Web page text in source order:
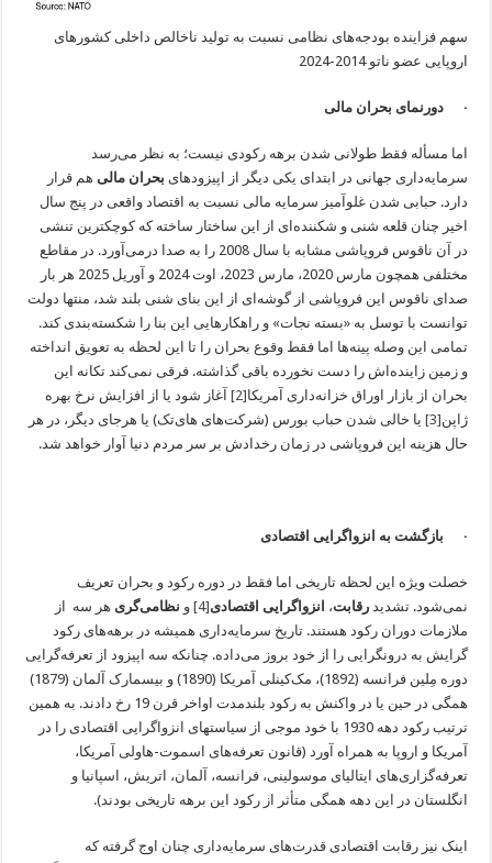
سهم فزاینده بودجه‌های نظامی نسبت به تولید ناخالص داخلی کشورهای
اروپایی عضو ناتو 2014-2024
· دورنمای بحران مالی
اما مسأله فقط طولانی شدن برهه رکودی نیست؛ به نظر می‌رسد
سرمایه‌داری جهانی در ابتدای یکی دیگر از اپیزودهای بحران مالی هم قرار
دارد. حبابی شدن غلوآمیز سرمایه مالی نسبت به اقتصاد واقعی در پنج سال
اخیر چنان قلعه شنی و شکننده‌ای از این ساختار ساخته که کوچکترین تنشی
در آن ناقوس فروپاشی مشابه با سال 2008 را به صدا درمی‌آورد. در مقاطع
مختلفی همچون مارس 2020، مارس 2023، اوت 2024 و آوریل 2025 هر بار
صدای ناقوس این فروپاشی از گوشه‌ای از این بنای شنی بلند شد، منتها دولت
توانست با توسل به «بسته نجات» و راهکارهایی این بنا را شکسته‌بندی کند.
تمامی این وصله پینه‌ها اما فقط وقوع بحران را تا این لحظه به تعویق انداخته
و زمین زاینده‌اش را دست نخورده باقی گذاشته. فرقی نمی‌کند تکانه این
بحران از بازار اوراق خزانه‌داری آمریکا[2]
آغاز شود یا از افزایش نرخ بهره
ژاپن[3]
یا خالی شدن حباب بورس‌ (شرکت‌های های‌تک) یا هرجای دیگر، در هر
حال هزینه این فروپاشی در زمان رخدادش بر سر مردم دنیا آوار خواهد شد.
· بازگشت به انزواگرایی اقتصادی
خصلت ویژه این لحظه تاریخی اما فقط در دوره رکود و بحران تعریف
نمی‌شود. تشدیدرقابت، انزواگرایی اقتصادی[4] و نظامی‌گری هر سه از
ملازمات دوران رکود هستند. تاریخ سرمایه‌داری همیشه در برهه‌های رکود
گرایش به درونگرایی را از خود بروز می‌داده. چنانکه سه اپیزود از تعرفه‌گرایی
دوره مِلین فرانسه (1892)، مک‌کینلی آمریکا (1890) و بیسمارک آلمان (1879)
همگی در حین یا در واکنش به رکود بلندمدت اواخر قرن 19 رخ دادند. به همین
ترتیب رکود دهه 1930 با خود موجی از سیاست‎های انزوا‌گرایی اقتصادی را در
آمریکا و اروپا به همراه آورد (قانون تعرفه‌های اسموت-هاولی آمریکا،
تعرفه‌گزاری‌های ایتالیای موسولینی، فرانسه، آلمان، اتریش، اسپانیا و
انگلستان در این دهه همگی متأثر از رکود این برهه تاریخی بودند).
اینک نیز رقابت اقتصادی قدرت‌های سرمایه‌داری چنان اوج گرفته که